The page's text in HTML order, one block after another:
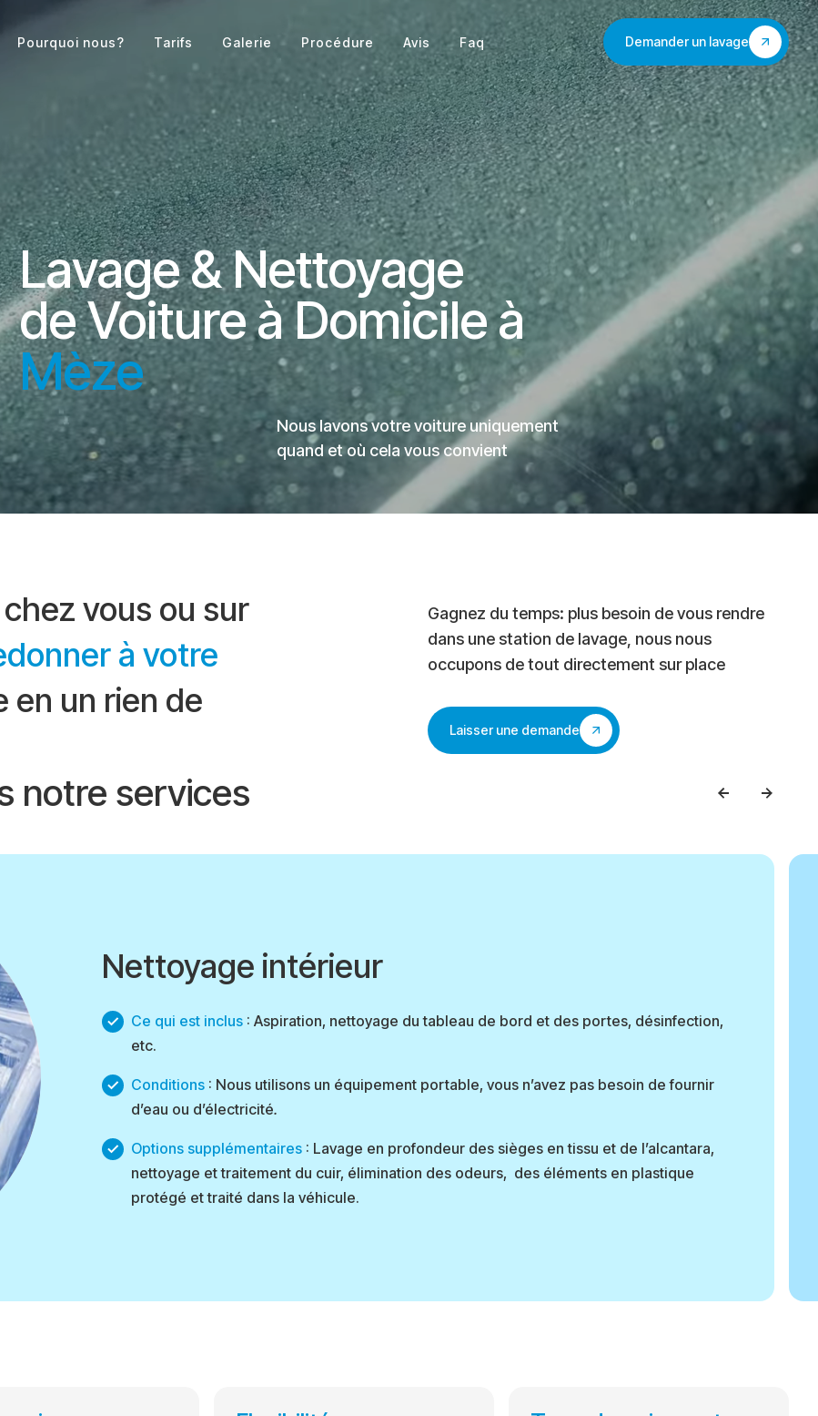
Pourquoi nous? Tarifs Galerie Procédure Avis Faq Demander un lavage
Lavage & Nettoyage
de Voiture à Domicile à
Mèze
Nous lavons votre voiture uniquement
quand et où cela vous convient
vous ou sur
à votre
en un rien de
Gagnez du temps: plus besoin de vous rendre
dans une station de lavage, nous nous
occupons de tout directement sur place
Laisser une demande
notre services
Nettoyage intérieur
Ce qui est inclus: Aspiration, nettoyage du tableau de bord et des portes, désinfection,
etc.
Conditions: Nous utilisons un équipement portable, vous n’avez pas besoin de fournir
d’eau ou d’électricité.
Options supplémentaires: Lavage en profondeur des sièges en tissu et de l’alcantara,
nettoyage et traitement du cuir, élimination des odeurs, des éléments en plastique
protégé et traité dans la véhicule.